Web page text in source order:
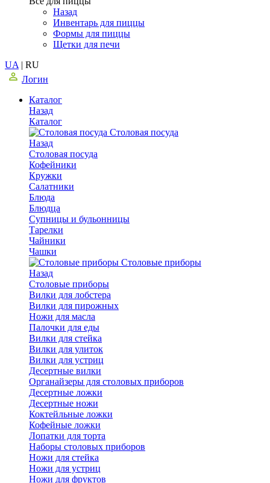
Назад
Инвентарь для пиццы
Формы для пиццы
Щетки для печи
UA | RU
Логин
Каталог
Назад
Каталог
Столовая посуда
Назад
Столовая посуда
Кофейники
Кружки
Салатники
Блюда
Блюдца
Супницы и бульонницы
Тарелки
Чайники
Чашки
Cтоловые приборы
Назад
Cтоловые приборы
Вилки для лобстера
Вилки для пирожных
Ножи для масла
Палочки для еды
Вилки для стейка
Вилки для улиток
Вилки для устриц
Десертные вилки
Органайзеры для столовых приборов
Десертные ложки
Десертные ножи
Коктейльные ложки
Кофейные ложки
Лопатки для торта
Наборы столовых приборов
Ножи для стейка
Ножи для устриц
Ножи для фруктов